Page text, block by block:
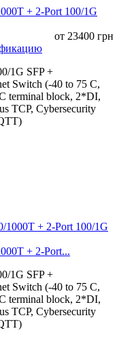
+ 2-Port 100/1G
от 23400 грн
1G SFP +
Switch (-40 to 75 C,
terminal block, 2*DI,
TCP, Cybersecurity
+ 2-Port...
1G SFP +
Switch (-40 to 75 C,
terminal block, 2*DI,
TCP, Cybersecurity